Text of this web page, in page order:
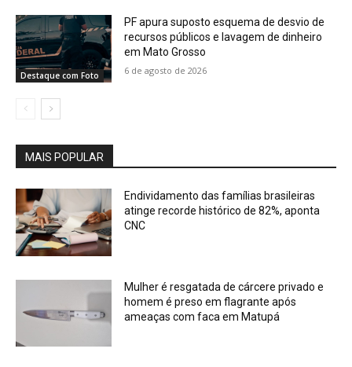
Destaque com Foto
PF apura suposto esquema de desvio de
recursos públicos e lavagem de dinheiro
em Mato Grosso
6 de agosto de 2026
MAIS POPULAR
Endividamento das famílias brasileiras
atinge recorde histórico de 82%, aponta
CNC
Mulher é resgatada de cárcere privado e
homem é preso em flagrante após
ameaças com faca em Matupá